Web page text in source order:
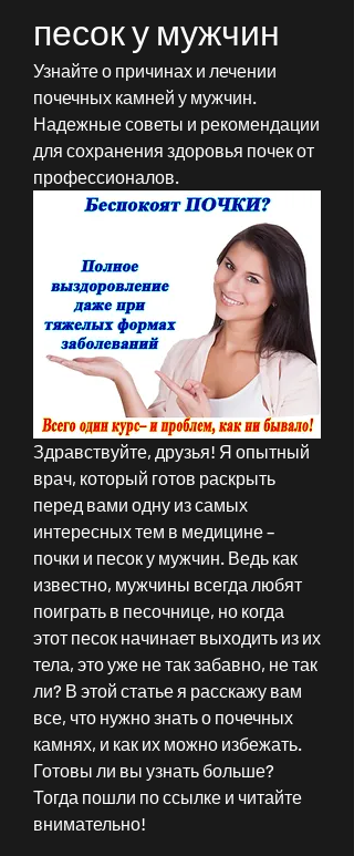
песок у мужчин
Узнайте о причинах и лечении
почечных камней у мужчин.
Надежные советы и рекомендации
для сохранения здоровья почек от
профессионалов.
Здравствуйте, друзья! Я опытный
врач, который готов раскрыть
перед вами одну из самых
интересных тем в медицине –
почки и песок у мужчин. Ведь как
известно, мужчины всегда любят
поиграть в песочнице, но когда
этот песок начинает выходить из их
тела, это уже не так забавно, не так
ли? В этой статье я расскажу вам
все, что нужно знать о почечных
камнях, и как их можно избежать.
Готовы ли вы узнать больше?
Тогда пошли по ссылке и читайте
внимательно!